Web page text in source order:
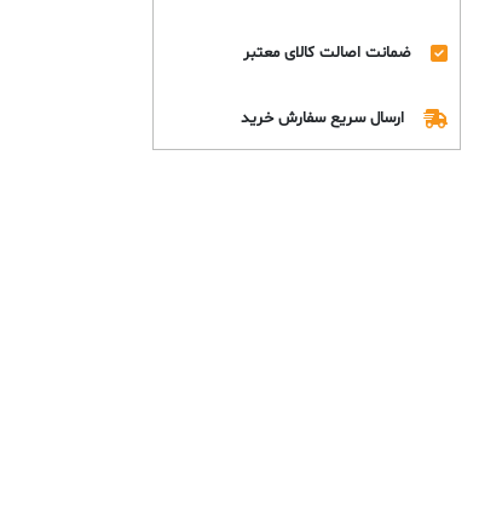
ضمانت اصالت کالای معتبر
ارسال سریع سفارش خرید